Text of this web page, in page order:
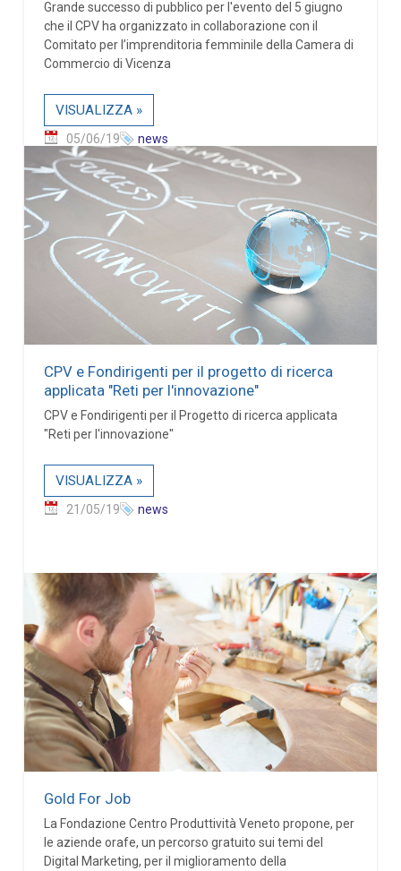
Grande successo di pubblico per l'evento del 5 giugno
che il CPV ha organizzato in collaborazione con il
Comitato per l’imprenditoria femminile della Camera di
Commercio di Vicenza
VISUALIZZA »
05/06/19 news
CPV e Fondirigenti per il progetto di ricerca
applicata "Reti per l'innovazione"
CPV e Fondirigenti per il Progetto di ricerca applicata
"Reti per l'innovazione"
VISUALIZZA »
21/05/19 news
Gold For Job
La Fondazione Centro Produttività Veneto propone, per
le aziende orafe, un percorso gratuito sui temi del
Digital Marketing, per il miglioramento della